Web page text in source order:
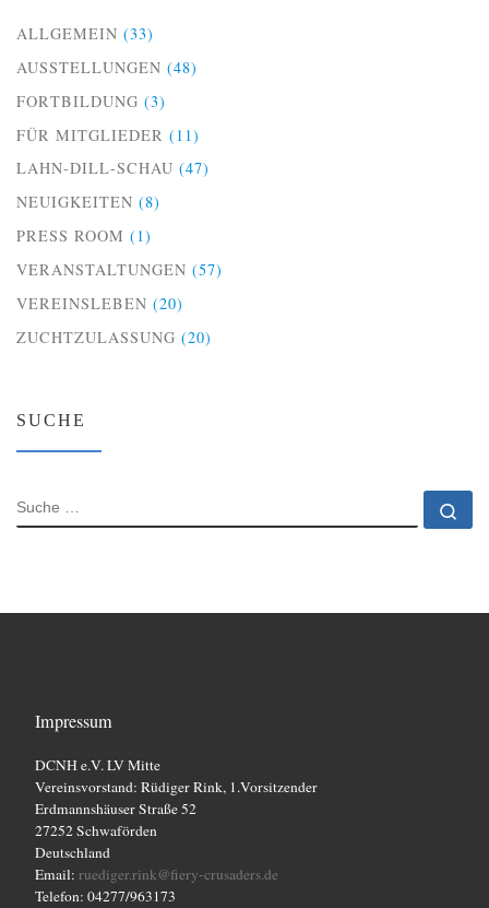
ALLGEMEIN (33)
AUSSTELLUNGEN (48)
FORTBILDUNG (3)
FÜR MITGLIEDER (11)
LAHN-DILL-SCHAU (47)
NEUIGKEITEN (8)
PRESS ROOM (1)
VERANSTALTUNGEN (57)
VEREINSLEBEN (20)
ZUCHTZULASSUNG (20)
SUCHE
SUCHE
Impressum
DCNH e.V. LV Mitte
Vereinsvorstand: Rüdiger Rink, 1.Vorsitzender
Erdmannshäuser Straße 52
27252 Schwaförden
Deutschland
Email: ruediger.rink@fiery-crusaders.de
Telefon: 04277/963173